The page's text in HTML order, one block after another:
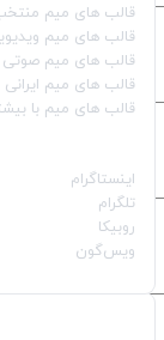
قالب‌ های میم
قالب‌ های میم
قالب‌ های میم صوتی
قالب‌ های میم ایرانی
قالب‌ های میم با
اینستاگرام
تلگرام
روبیکا
ویس‌گون